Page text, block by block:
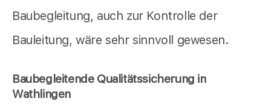
Baubegleitung, auch zur Kontrolle der
Bauleitung, wäre sehr sinnvoll gewesen.
Baubegleitende Qualitätssicherung in
Wathlingen